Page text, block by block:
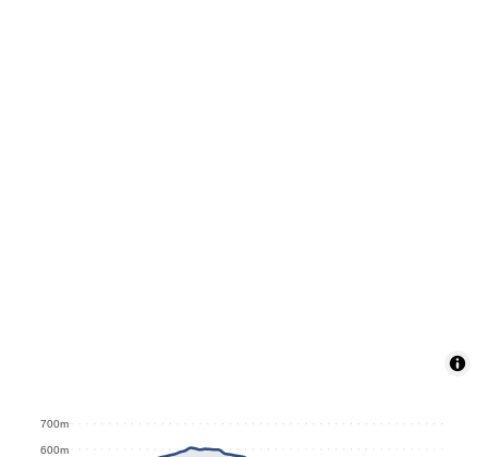
600m
700m